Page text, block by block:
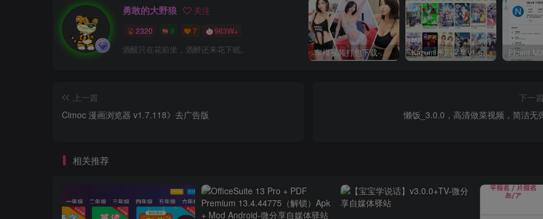
勇敢的大野狼 关注
2320 9 7 963W+
酒醒只在花前坐，酒醉还来花下眠。 车模视频打包下载-高清无水印版 Kazumi番剧采集v1.6.9：支持自定义规则+在线观看+弹幕，跨平台下载
上一篇
Cimoc 漫画浏览器 v1.7.118》去广告版
下一篇
懒饭_3.0.0，高清做菜视频，简洁无
相关推荐